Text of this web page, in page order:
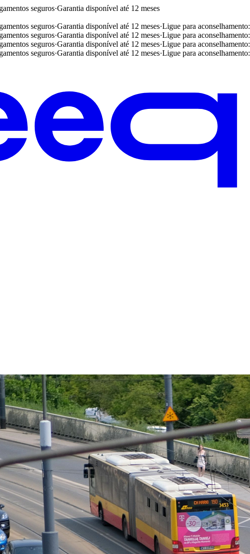
seguros·Garantia disponível até 12 meses
seguros·Garantia disponível até 12 meses·Ligue para aconselhamento:
seguros·Garantia disponível até 12 meses·Ligue para aconselhamento:
seguros·Garantia disponível até 12 meses·Ligue para aconselhamento:
seguros·Garantia disponível até 12 meses·Ligue para aconselhamento: